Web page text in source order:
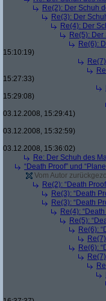
Re(2): Der Schuh
Re(3): Der
Re(4): Der
Re(5):
Re(6):
15:10:19)
15:27:33)
15:29:08)
03.12.2008, 15:29:41)
03.12.2008, 15:32:59)
03.12.2008, 15:36:02)
Re: Der Schuh des
“Death Proof” und
Vom Autor
Re(2): “Death
Re(3): “Death
Re(3): “Death
Re(4):
Re(5):
Re(6):
Re(6):